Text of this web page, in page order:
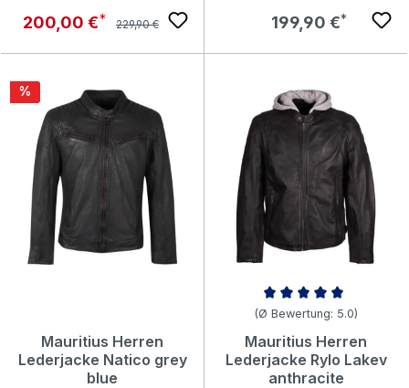
Verkaufspreis:
200,00 € Regulärer Preis:
229,90 € Regulärer Preis:
199,90 €
Rabatt
%
Mauritius Herren
Lederjacke Natico grey
blue
Durchschnittliche Bewertung
(Ø Bewertung: 5.0)
Mauritius Herren
Lederjacke Rylo Lakev
anthracite